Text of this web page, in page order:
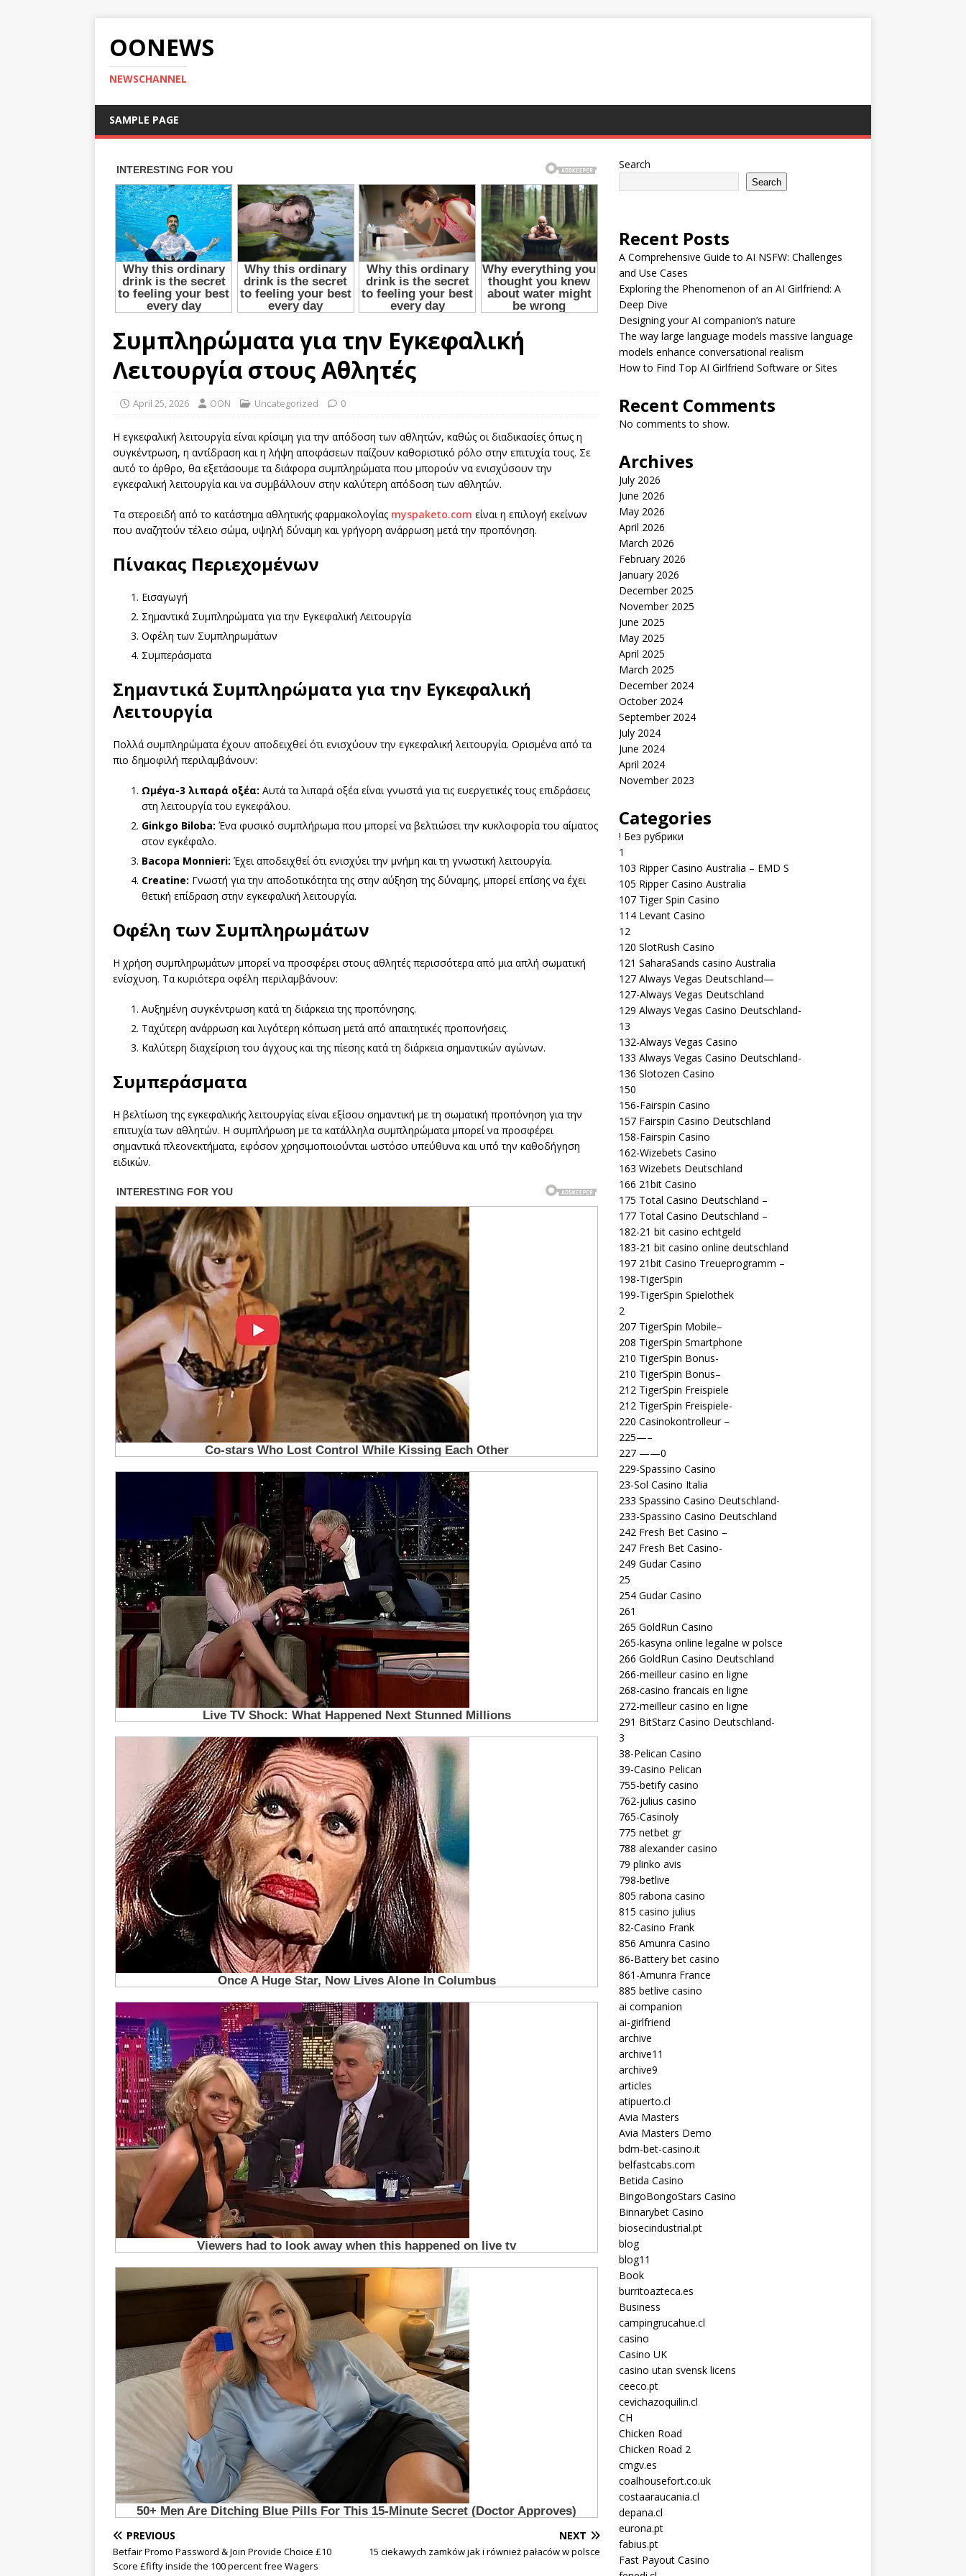
OONEWS
NEWSCHANNEL
SAMPLE PAGE
Συμπληρώματα για την Εγκεφαλική
Λειτουργία στους Αθλητές
April 25, 2026 OON Uncategorized 0
Η εγκεφαλική λειτουργία είναι κρίσιμη για την απόδοση των αθλητών, καθώς οι διαδικασίες όπως η
συγκέντρωση, η αντίδραση και η λήψη αποφάσεων παίζουν καθοριστικό ρόλο στην επιτυχία τους. Σε
αυτό το άρθρο, θα εξετάσουμε τα διάφορα συμπληρώματα που μπορούν να ενισχύσουν την
εγκεφαλική λειτουργία και να συμβάλλουν στην καλύτερη απόδοση των αθλητών.
Τα στεροειδή από το κατάστημα αθλητικής φαρμακολογίας myspaketo.com είναι η επιλογή εκείνων
που αναζητούν τέλειο σώμα, υψηλή δύναμη και γρήγορη ανάρρωση μετά την προπόνηση.
Πίνακας Περιεχομένων
Εισαγωγή
Σημαντικά Συμπληρώματα για την Εγκεφαλική Λειτουργία
Οφέλη των Συμπληρωμάτων
Συμπεράσματα
Σημαντικά Συμπληρώματα για την Εγκεφαλική
Λειτουργία
Πολλά συμπληρώματα έχουν αποδειχθεί ότι ενισχύουν την εγκεφαλική λειτουργία. Ορισμένα από τα
πιο δημοφιλή περιλαμβάνουν:
Ωμέγα-3 λιπαρά οξέα: Αυτά τα λιπαρά οξέα είναι γνωστά για τις ευεργετικές τους επιδράσεις
στη λειτουργία του εγκεφάλου.
Ginkgo Biloba: Ένα φυσικό συμπλήρωμα που μπορεί να βελτιώσει την κυκλοφορία του αίματος
στον εγκέφαλο.
Bacopa Monnieri: Έχει αποδειχθεί ότι ενισχύει την μνήμη και τη γνωστική λειτουργία.
Creatine: Γνωστή για την αποδοτικότητα της στην αύξηση της δύναμης, μπορεί επίσης να έχει
θετική επίδραση στην εγκεφαλική λειτουργία.
Οφέλη των Συμπληρωμάτων
Η χρήση συμπληρωμάτων μπορεί να προσφέρει στους αθλητές περισσότερα από μια απλή σωματική
ενίσχυση. Τα κυριότερα οφέλη περιλαμβάνουν:
Αυξημένη συγκέντρωση κατά τη διάρκεια της προπόνησης.
Ταχύτερη ανάρρωση και λιγότερη κόπωση μετά από απαιτητικές προπονήσεις.
Καλύτερη διαχείριση του άγχους και της πίεσης κατά τη διάρκεια σημαντικών αγώνων.
Συμπεράσματα
Η βελτίωση της εγκεφαλικής λειτουργίας είναι εξίσου σημαντική με τη σωματική προπόνηση για την
επιτυχία των αθλητών. Η συμπλήρωση με τα κατάλληλα συμπληρώματα μπορεί να προσφέρει
σημαντικά πλεονεκτήματα, εφόσον χρησιμοποιούνται ωστόσο υπεύθυνα και υπό την καθοδήγηση
ειδικών.
PREVIOUS
Betfair Promo Password & Join Provide Choice £10
Score £fifty inside the 100 percent free Wagers
NEXT
15 ciekawych zamków jak i również pałaców w polsce
Search
Search
Recent Posts
A Comprehensive Guide to AI NSFW: Challenges
and Use Cases
Exploring the Phenomenon of an AI Girlfriend: A
Deep Dive
Designing your AI companion’s nature
The way large language models massive language
models enhance conversational realism
How to Find Top AI Girlfriend Software or Sites
Recent Comments
No comments to show.
Archives
July 2026
June 2026
May 2026
April 2026
March 2026
February 2026
January 2026
December 2025
November 2025
June 2025
May 2025
April 2025
March 2025
December 2024
October 2024
September 2024
July 2024
June 2024
April 2024
November 2023
Categories
! Без рубрики
1
103 Ripper Casino Australia – EMD S
105 Ripper Casino Australia
107 Tiger Spin Casino
114 Levant Casino
12
120 SlotRush Casino
121 SaharaSands casino Australia
127 Always Vegas Deutschland—
127-Always Vegas Deutschland
129 Always Vegas Casino Deutschland-
13
132-Always Vegas Casino
133 Always Vegas Casino Deutschland-
136 Slotozen Casino
150
156-Fairspin Casino
157 Fairspin Casino Deutschland
158-Fairspin Casino
162-Wizebets Casino
163 Wizebets Deutschland
166 21bit Casino
175 Total Casino Deutschland –
177 Total Casino Deutschland –
182-21 bit casino echtgeld
183-21 bit casino online deutschland
197 21bit Casino Treueprogramm –
198-TigerSpin
199-TigerSpin Spielothek
2
207 TigerSpin Mobile–
208 TigerSpin Smartphone
210 TigerSpin Bonus-
210 TigerSpin Bonus–
212 TigerSpin Freispiele
212 TigerSpin Freispiele-
220 Casinokontrolleur –
225—–
227 ——0
229-Spassino Casino
23-Sol Casino Italia
233 Spassino Casino Deutschland-
233-Spassino Casino Deutschland
242 Fresh Bet Casino –
247 Fresh Bet Casino-
249 Gudar Casino
25
254 Gudar Casino
261
265 GoldRun Casino
265-kasyna online legalne w polsce
266 GoldRun Casino Deutschland
266-meilleur casino en ligne
268-casino francais en ligne
272-meilleur casino en ligne
291 BitStarz Casino Deutschland-
3
38-Pelican Casino
39-Casino Pelican
755-betify casino
762-julius casino
765-Casinoly
775 netbet gr
788 alexander casino
79 plinko avis
798-betlive
805 rabona casino
815 casino julius
82-Casino Frank
856 Amunra Casino
86-Battery bet casino
861-Amunra France
885 betlive casino
ai companion
ai-girlfriend
archive
archive11
archive9
articles
atipuerto.cl
Avia Masters
Avia Masters Demo
bdm-bet-casino.it
belfastcabs.com
Betida Casino
BingoBongoStars Casino
Binnarybet Casino
biosecindustrial.pt
blog
blog11
Book
burritoazteca.es
Business
campingrucahue.cl
casino
Casino UK
casino utan svensk licens
ceeco.pt
cevichazoquilin.cl
CH
Chicken Road
Chicken Road 2
cmgv.es
coalhousefort.co.uk
costaaraucania.cl
depana.cl
eurona.pt
fabius.pt
Fast Payout Casino